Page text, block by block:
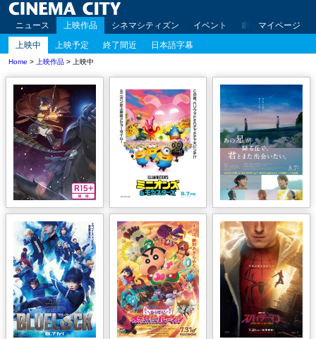
ニュース 上映作品 シネマシティズン イベント 劇場案内 アク
マイページ
上映中
上映予定 終了間近 日本語字幕
Home > 上映作品 > 上映中